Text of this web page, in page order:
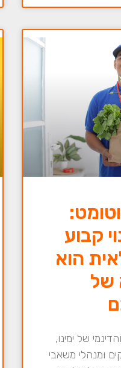
קבוע
הוא
של
של ימינו,
ומנהלי משאבי